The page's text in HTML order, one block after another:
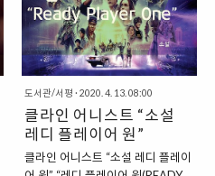
리즈를 보지 않았더라도 스토리 진
행에 크게 무리가 없고, 자체적으로
도 높은 완성도를 제공하는 영화로
각광을 받았습니다. “스파이더맨 인
투 더 스파이더 벌스에 수록되었던
곡, Sunflower” 특히, 영화에 삽입
되었던 곡은 지금까지도 사랑을 받
고 있습니다. 곡은 “포스트 말롱
(Post Malone)과 “스웨이(Swae
Lee)”가 함께 참여했는데요. 2분 정
도서관/서평 · 2020. 4. 13. 08:00
클라인 어니스트 “소설
레디 플레이어 원”
클라인 어니스트 “소설 레디 플레이